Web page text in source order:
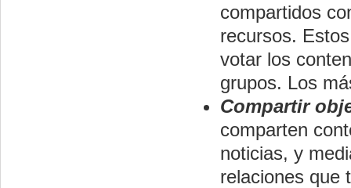
compartidos
recursos.
votar los
grupos. Los
Compartir
comparten
noticias, y
relaciones que